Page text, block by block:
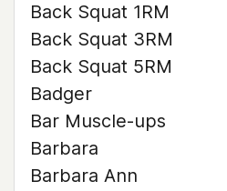
Back Squat 1RM
Back Squat 3RM
Back Squat 5RM
Badger
Bar Muscle-ups
Barbara
Barbara Ann